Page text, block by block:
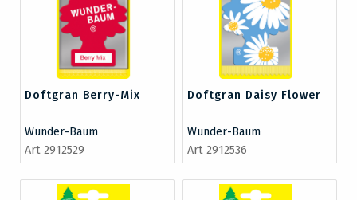
Doftgran Berry-Mix
Wunder-Baum
Art 2912529
Doftgran Daisy Flower
Wunder-Baum
Art 2912536